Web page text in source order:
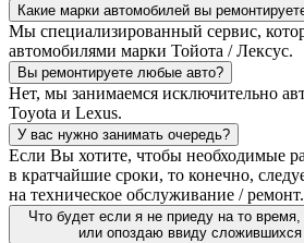
Какие марки автомобилей вы
Мы специализированный сервис,
автомобилями марки Тойота / Лексус.
Вы ремонтируете любые авто?
Нет, мы занимаемся исключительно
Toyota и Lexus.
У вас нужно занимать очередь?
Если Вы хотите, чтобы необходимые
в кратчайшие сроки, то конечно,
на техническое обслуживание / ремонт.
Что будет если я не приеду на то время,
или опоздаю ввиду сложившихся